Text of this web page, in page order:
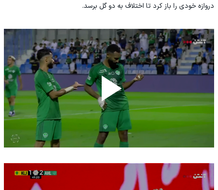
دروازه خودی را باز کرد تا اختلاف به دو گل برسد.